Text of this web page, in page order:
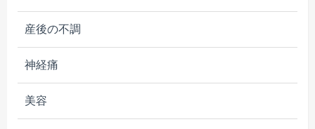
産後の不調
神経痛
美容